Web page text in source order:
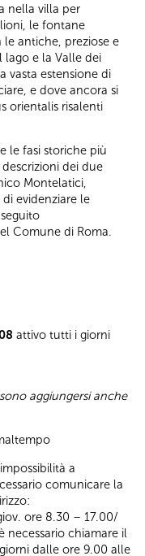
nella villa per
le fontane
le antiche, preziose e
lago e la Valle dei
vasta estensione di
e dove ancora si
orientalis risalenti
le fasi storiche più
dei due
Montelatici,
evidenziare le
Comune di Roma.
attivo tutti i giorni
aggiungersi anche
a
comunicare la
ore 8.30 – 17.00/
necessario chiamare il
dalle ore 9.00 alle